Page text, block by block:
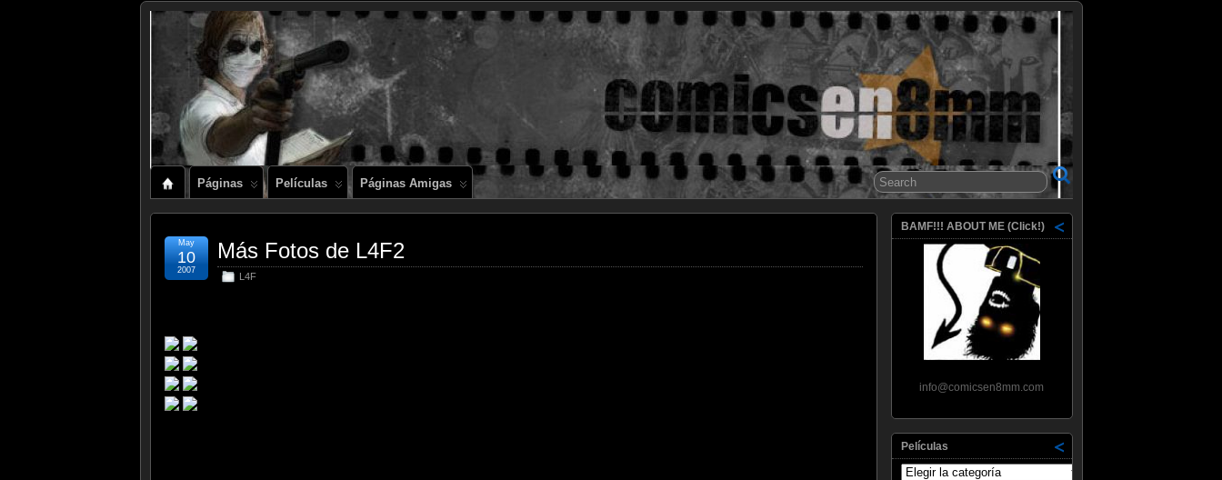
Comics en 8mm
Páginas Películas Páginas Amigas
Más Fotos de L4F2
L4F
May
10
2007
BAMF!!! ABOUT ME (Click!)
info@comicsen8mm.com
Películas
Películas